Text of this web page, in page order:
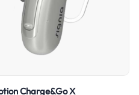
Charge&Go X